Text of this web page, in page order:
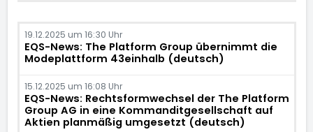
19.12.2025 um 16:30 Uhr
EQS-News: The Platform Group übernimmt die
Modeplattform 43einhalb (deutsch)
15.12.2025 um 16:08 Uhr
EQS-News: Rechtsformwechsel der The Platform
Group AG in eine Kommanditgesellschaft auf
Aktien planmäßig umgesetzt (deutsch)